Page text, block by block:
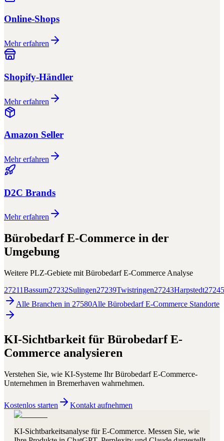
Online-Shops
Mehr erfahren
Shopify-Händler
Mehr erfahren
Amazon Seller
Mehr erfahren
D2C Brands
Mehr erfahren
Bürobedarf E-Commerce in der
Umgebung
Weitere PLZ-Gebiete mit Bürobedarf E-Commerce Analyse
27211Bassum27232Sulingen27239Twistringen27243Harpstedt27245
Alle Branchen in 27580Alle Bürobedarf E-Commerce Standorte
KI-Sichtbarkeit für Bürobedarf E-
Commerce analysieren
Verstehen Sie, wie KI-Systeme IhrBürobedarf E-Commerce-
Unternehmen in Bremerhaven wahrnehmen.
Kostenlos starten Kontakt aufnehmen
KI-Sichtbarkeitsanalyse für E-Commerce. Messen Sie, wie